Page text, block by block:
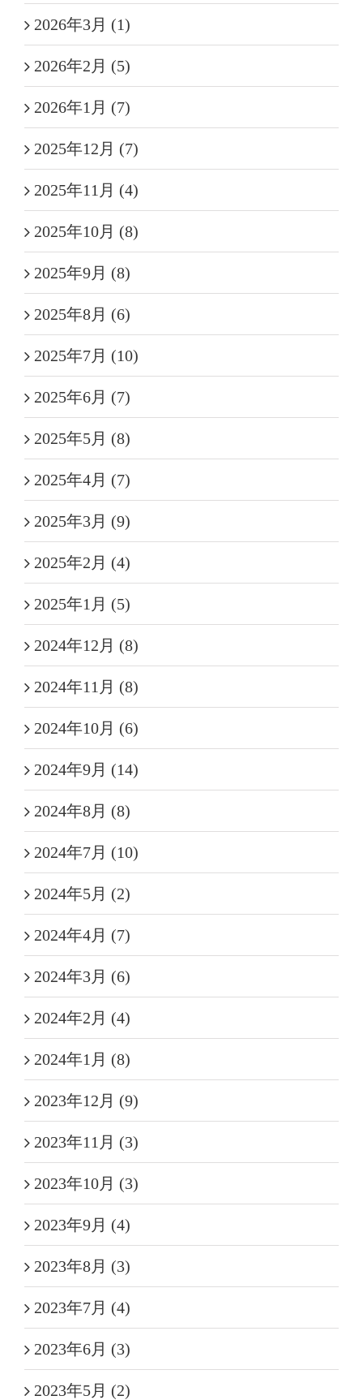
2026年3月 (1)
2026年2月 (5)
2026年1月 (7)
2025年12月 (7)
2025年11月 (4)
2025年10月 (8)
2025年9月 (8)
2025年8月 (6)
2025年7月 (10)
2025年6月 (7)
2025年5月 (8)
2025年4月 (7)
2025年3月 (9)
2025年2月 (4)
2025年1月 (5)
2024年12月 (8)
2024年11月 (8)
2024年10月 (6)
2024年9月 (14)
2024年8月 (8)
2024年7月 (10)
2024年5月 (2)
2024年4月 (7)
2024年3月 (6)
2024年2月 (4)
2024年1月 (8)
2023年12月 (9)
2023年11月 (3)
2023年10月 (3)
2023年9月 (4)
2023年8月 (3)
2023年7月 (4)
2023年6月 (3)
2023年5月 (2)